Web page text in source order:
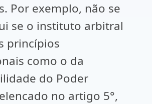
Por exemplo, não se
se o instituto arbitral
princípios
como o da
do Poder
no artigo 5°,